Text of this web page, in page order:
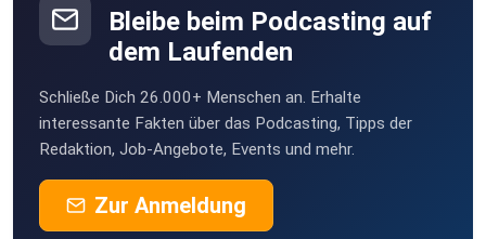
Du erreichst Tobias Krick unter:
tkrick@healthcare-innk.de
https://de.linkedin.com/in/dr-tobias-krick
Bleibe beim Podcasting auf
dem Laufenden
Schließe Dich 26.000+ Menschen an. Erhalte
interessante Fakten über das Podcasting, Tipps der
Redaktion, Job-Angebote, Events und mehr.
Zur Anmeldung